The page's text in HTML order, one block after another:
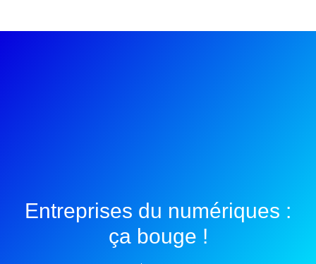
Entreprises du numériques :
ça bouge !